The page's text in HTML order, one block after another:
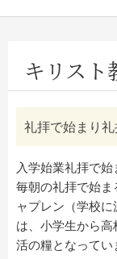
キリスト
礼拝で始まり
入学始業礼拝で始
毎朝の礼拝で始
ャプレン（学校
は、小学生から
活の糧となってい